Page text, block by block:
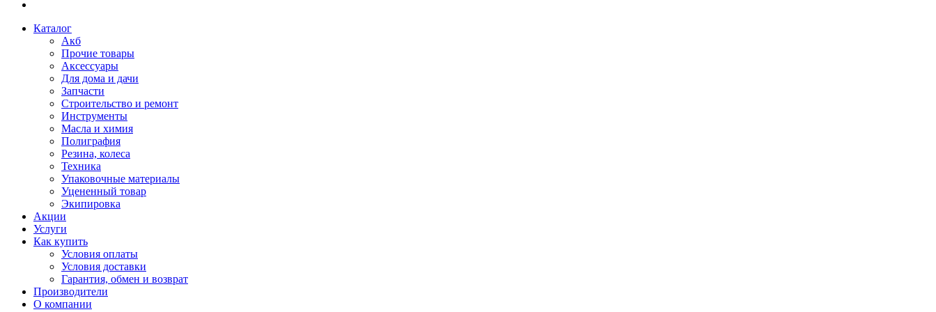
Каталог
Акб
Прочие товары
Аксессуары
Для дома и дачи
Запчасти
Строительство и ремонт
Инструменты
Масла и химия
Полиграфия
Резина, колеса
Техника
Упаковочные материалы
Уцененный товар
Экипировка
Акции
Услуги
Как купить
Условия оплаты
Условия доставки
Гарантия, обмен и возврат
Производители
О компании